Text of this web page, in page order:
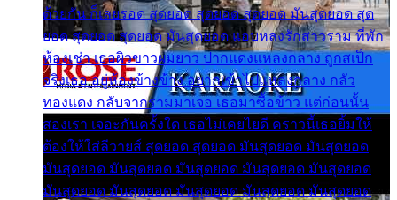
ด้วยกัน ก็เลยรอด สุดยอด สุดยอด สุดยอด มันสุดยอด สุด
ยอด สุดยอด สุดยอด มันสุดยอด แอบหลงรักสาวราม ที่พัก
ห้องเช่า เธอผิวขาวผมยาว ปากแดงแหลงกลาง ถูกสเป็ก
จริงเธอ อยู่ห้องข้างข้าง อยากเข้าไปแหลงกลาง กลัว
ทองแดง กลับจากรามมาเจอ เธอมาซื้อข้าว แต่ก่อนนั้น
สองเรา เจอะกันครั้งใด เธอไม่เคยไยดี คราวนี้เธอยิ้มให้
ต้องให้ใส่ลีวายส์ สุดยอด สุดยอด มันสุดยอด มันสุดยอด
มันสุดยอด มันสุดยอด มันสุดยอด มันสุดยอด มันสุดยอด
มันสุดยอด มันสุดยอด มันสุดยอด มันสุดยอด มันสุดยอด